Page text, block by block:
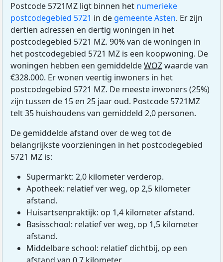
Postcode 5721MZ ligt binnen het numerieke
postcodegebied 5721 in de gemeente Asten. Er zijn
dertien adressen en dertig woningen in het
postcodegebied 5721 MZ. 90% van de woningen in
het postcodegebied 5721 MZ is een koopwoning. De
woningen hebben een gemiddeldeWOZwaarde van
€328.000. Er wonen veertig inwoners in het
postcodegebied 5721 MZ. De meeste inwoners (25%)
zijn tussen de 15 en 25 jaar oud. Postcode 5721MZ
telt 35 huishoudens van gemiddeld 2,0 personen.
De gemiddelde afstand over de weg tot de
belangrijkste voorzieningen in het postcodegebied
5721 MZ is:
Supermarkt: 2,0 kilometer verderop.
Apotheek: relatief ver weg, op 2,5 kilometer
afstand.
Huisartsenpraktijk: op 1,4 kilometer afstand.
Basisschool: relatief ver weg, op 1,5 kilometer
afstand.
Middelbare school: relatief dichtbij, op een